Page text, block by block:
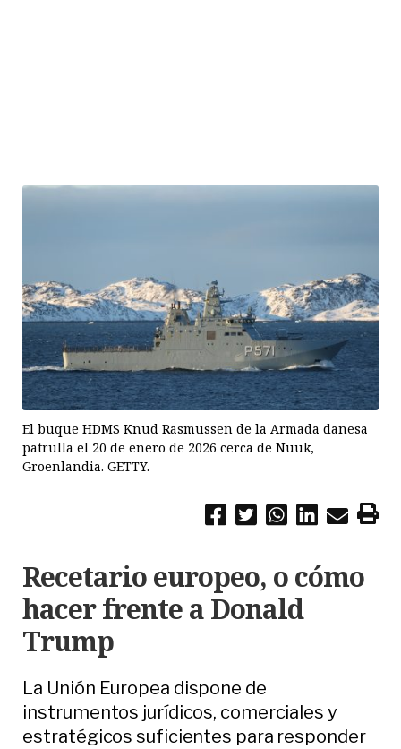
El buque HDMS Knud Rasmussen de la Armada danesa
patrulla el 20 de enero de 2026 cerca de Nuuk,
Groenlandia. GETTY.
Recetario europeo, o cómo
hacer frente a Donald
Trump
La Unión Europea dispone de
instrumentos jurídicos, comerciales y
estratégicos suficientes para responder